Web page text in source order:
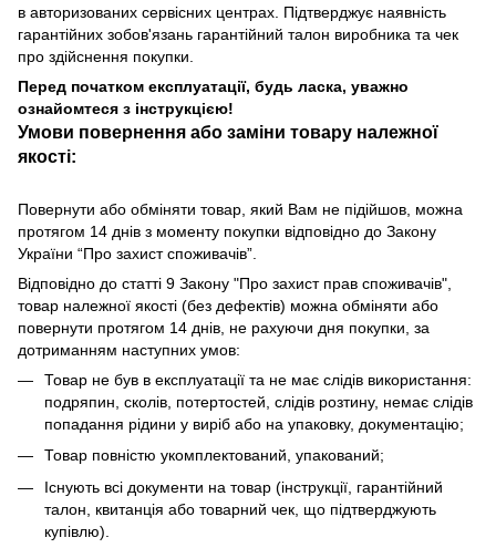
в авторизованих сервісних центрах. Підтверджує наявність
гарантійних зобов'язань гарантійний талон виробника та чек
про здійснення покупки.
Перед початком експлуатації, будь ласка, уважно
ознайомтеся з інструкцією!
Умови повернення або заміни товару належної
якості:
Повернути або обміняти товар, який Вам не підійшов, можна
протягом 14 днів з моменту покупки відповідно до Закону
України “Про захист споживачів”.
Відповідно до статті 9 Закону "Про захист прав споживачів",
товар належної якості (без дефектів) можна обміняти або
повернути протягом 14 днів, не рахуючи дня покупки, за
дотриманням наступних умов:
Товар не був в експлуатації та не має слідів використання:
подряпин, сколів, потертостей, слідів розтину, немає слідів
попадання рідини у виріб або на упаковку, документацію;
Товар повністю укомплектований, упакований;
Існують всі документи на товар (інструкції, гарантійний
талон, квитанція або товарний чек, що підтверджують
купівлю).